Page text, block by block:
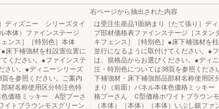
ディズニー シリーズタイ
本体）ファインステージ
ンス］［特別色］本体
床下補強材を柱設置位置に
ください。●ファインステ
さい。●ディニーシリーズ
を参照ください。ご案内
材名称使用区分特注色特
色価格ミッキー A型プーさ
トブラウンモスグリーン
右ページから抽出された内容
は受注生産品1面納まり［たて張り］デ
プ部材価格表ファインステージ［スタ
キフェンス］［特別色］●床下補強材を
並行になるように取付けてください。●
は、規格品からお選びください。●ディ
注・特別色については38頁を参照くださ
下補強材・床下補強部品部材名称使用区
まり（前面）パネル本体色価格ミッキ
格プーさん C型価格ホワイトブラウン
（本体）（本体）（本体）いぶし銀ファ